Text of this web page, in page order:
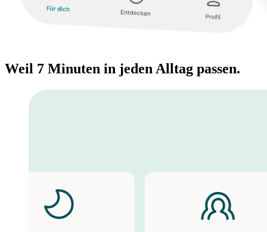
Weil 7 Minuten in jeden Alltag passen.